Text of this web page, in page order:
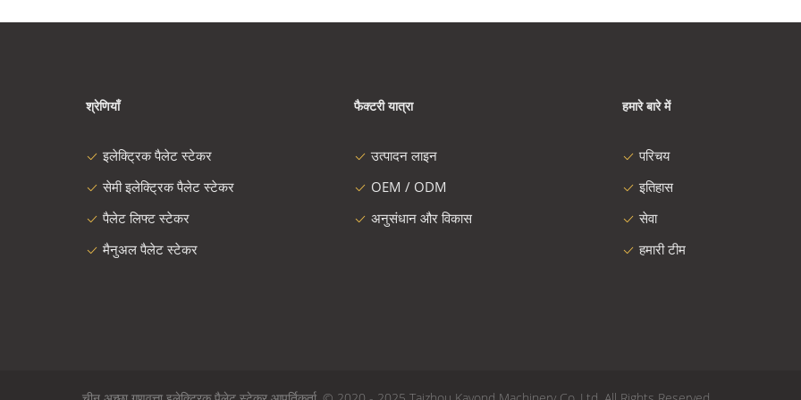
श्रेणियाँ
इलेक्ट्रिक पैलेट स्टेकर
सेमी इलेक्ट्रिक पैलेट स्टेकर
पैलेट लिफ्ट स्टेकर
मैनुअल पैलेट स्टेकर
फैक्टरी यात्रा
उत्पादन लाइन
OEM / ODM
अनुसंधान और विकास
हमारे बारे में
परिचय
इतिहास
सेवा
हमारी टीम